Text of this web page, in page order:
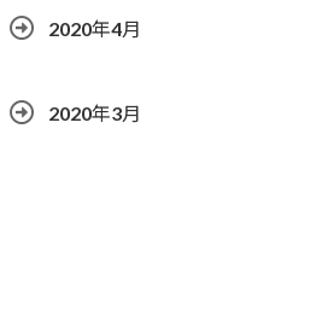
2020年4月
2020年3月